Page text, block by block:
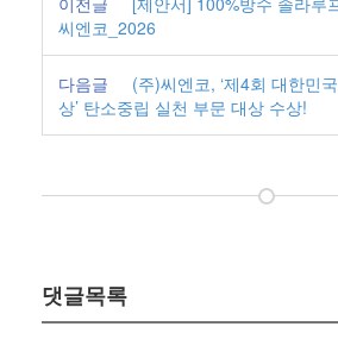
씨엔코_2026
다음글
(주)씨엔코, ‘제4회 대한민
상’ 탄소중립 실천 부문 대상 수상!
댓글목록